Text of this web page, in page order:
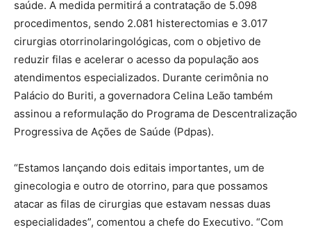
saúde. A medida permitirá a contratação de 5.098
procedimentos, sendo 2.081 histerectomias e 3.017
cirurgias otorrinolaringológicas, com o objetivo de
reduzir filas e acelerar o acesso da população aos
atendimentos especializados. Durante cerimônia no
Palácio do Buriti, a governadora Celina Leão também
assinou a reformulação do Programa de Descentralização
Progressiva de Ações de Saúde (Pdpas).
“Estamos lançando dois editais importantes, um de
ginecologia e outro de otorrino, para que possamos
atacar as filas de cirurgias que estavam nessas duas
especialidades”, comentou a chefe do Executivo. “Com